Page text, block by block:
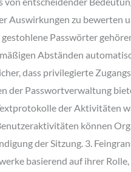
Auswirkungen zu bewerten
Passwörter
Abständen
dass privilegierte
der Passwortverwaltung
der Aktivitäten
können
der Sitzung. 3.
basierend auf ihrer Rolle,